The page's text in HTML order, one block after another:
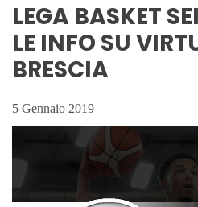
LEGA BASKET
LE INFO SU
BRESCIA
5 Gennaio 2019